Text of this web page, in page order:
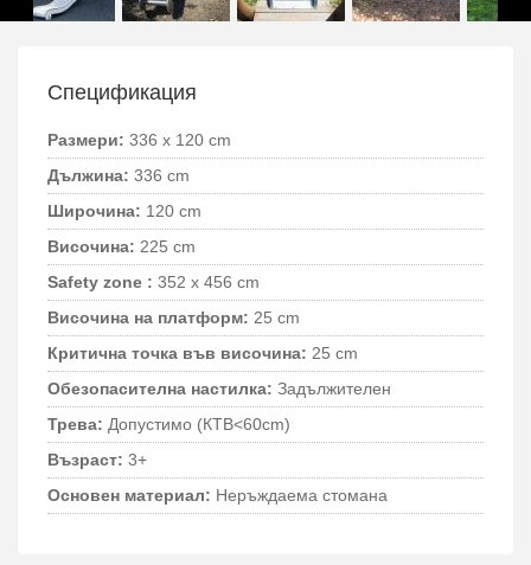
Спецификация
Размери: 336 x 120 cm
Дължина: 336 cm
Широчина: 120 cm
Височина: 225 cm
Safety zone : 352 x 456 cm
Височина на платформ: 25 cm
Критична точка във височина: 25 cm
Обезопасителна настилка: Задължителен
Трева: Допустимо (КТВ<60cm)
Възраст: 3+
Основен материал: Неръждаема стомана